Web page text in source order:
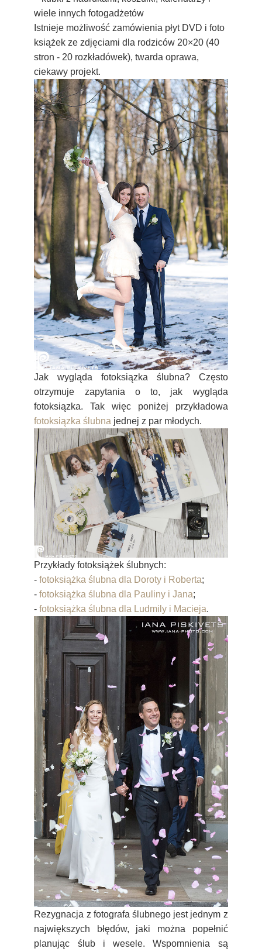
wiele innych fotogadżetów
Istnieje możliwość zamówienia płyt DVD i foto
książek ze zdjęciami dla rodziców 20×20 (40
stron - 20 rozkładówek), twarda oprawa,
ciekawy projekt.
Jak wygląda fotoksiązka ślubna? Często
otrzymuje zapytania o to, jak wygląda
fotoksiązka. Tak więc poniżej przykładowa
fotoksiązka ślubna jednej z par młodych.
Przykłady fotoksiążek ślubnych:
-fotoksiążka ślubna dla Doroty i Roberta;
-fotoksiążka ślubna dla Pauliny i Jana;
-fotoksiążka ślubna dla Ludmily i Macieja.
Rezygnacja z fotografa ślubnego jest jednym z
największych błędów, jaki można popełnić
planując ślub i wesele. Wspomnienia są